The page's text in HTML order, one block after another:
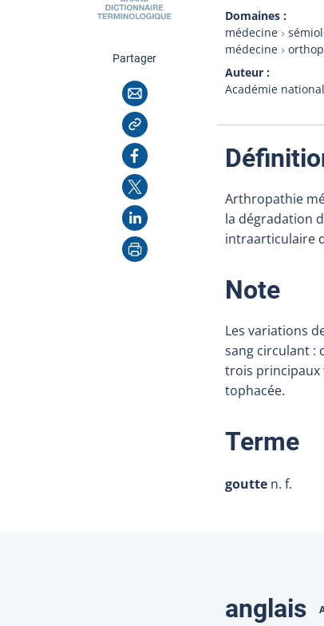
Domaines
médecine
médecine
Auteur
Académie
Partagercette page
Courriel
Copier l'adresse
Facebook
X
LinkedIn
Imprimer
Arthropathie
la dégradation
intraarticulaire
Note:
Les variations
sang circulant :
trois principaux
tophacée.
Terme:
goutte n. f.
anglais